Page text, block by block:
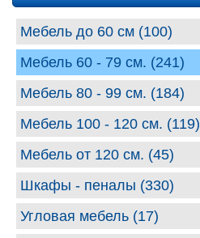
Мебель до 60 см (100)
Мебель 60 - 79 см. (241)
Мебель 80 - 99 cм. (184)
Мебель 100 - 120 см. (119)
Мебель от 120 см. (45)
Шкафы - пеналы (330)
Угловая мебель (17)